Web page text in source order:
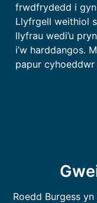
frwdfrydedd i
Llyfrgell weithiol
llyfrau wedi’u
i’w harddangos.
papur
Roedd Burgess